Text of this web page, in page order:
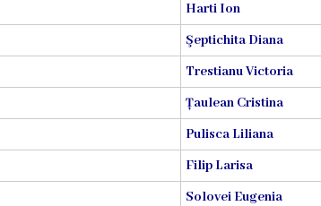
Harti Ion
Şeptichita Diana
Trestianu Victoria
Țaulean Cristina
Pulisca Liliana
Filip Larisa
Solovei Eugenia